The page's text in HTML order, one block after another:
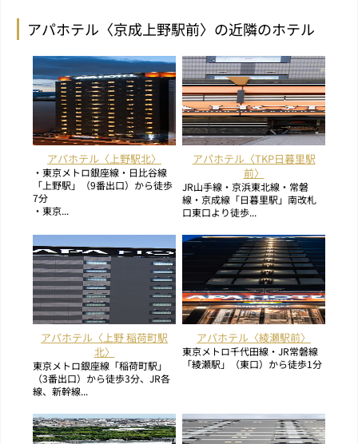
アパホテル〈京成上野駅前〉の近隣のホテル
アパホテル〈上野駅北〉
・東京メトロ銀座線・日比谷線
「上野駅」（9番出口）から徒歩
7分
・東京...
アパホテル〈TKP日暮里駅
前〉
JR山手線・京浜東北線・常磐
線・京成線「日暮里駅」南改札
口東口より徒歩...
アパホテル〈上野 稲荷町駅
北〉
東京メトロ銀座線「稲荷町駅」
（3番出口）から徒歩3分、JR各
線、新幹線...
アパホテル〈綾瀬駅前〉
東京メトロ千代田線・JR常磐線
「綾瀬駅」（東口）から徒歩1分